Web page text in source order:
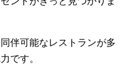
伴可能なレストランが多
です。